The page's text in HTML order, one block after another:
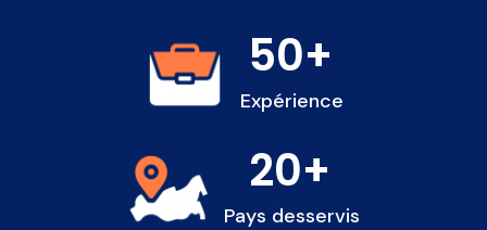
50+
Expérience
20+
Pays desservis